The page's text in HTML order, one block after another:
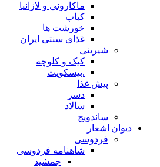
ماکارونی و لازانیا
کباب
خورشت ها
غذای سنتی ایران
شیرینی
کیک و کلوچه
.بیسکویت
پیش غذا
دسر
سالاد
ساندویچ
دیوان اشعار
فردوسی
شاهنامه فردوسی
جمشید